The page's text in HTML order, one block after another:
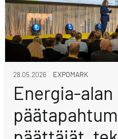
28.05.2026 EXPOMARK
Energia-alan